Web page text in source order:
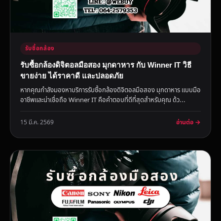
รับซื้อกล้อง
รับซื้อกล้องดิจิตอลมือสอง มุกดาหาร กับ Winner IT วิธี
ขายง่าย ได้ราคาดี และปลอดภัย
หากคุณกำลังมองหาบริการรับซื้อกล้องดิจิตอลมือสอง มุกดาหาร แบบมือ
อาชีพและน่าเชื่อถือ Winner IT คือคำตอบที่ดีที่สุดสำหรับคุณ ด้ว...
15 มี.ค. 2569 อ่านต่อ →